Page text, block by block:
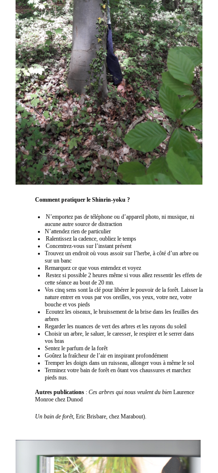
Comment pratiquer le Shinrin-yoku ?
N’emportez pas de téléphone ou d’appareil photo, ni musique, ni
aucune autre source de distraction
N’attendez rien de particulier
Ralentissez la cadence, oubliez le temps
Concentrez-vous sur l’instant présent
Trouvez un endroit où vous assoir sur l’herbe, à côté d’un arbre ou
sur un banc
Remarquez ce que vous entendez et voyez
Restez si possible 2 heures même si vous allez ressentir les effets de
cette séance au bout de 20 mn.
Vos cinq sens sont la clé pour libérer le pouvoir de la forêt. Laisser la
nature entrer en vous par vos oreilles, vos yeux, votre nez, votre
bouche et vos pieds
Ecoutez les oiseaux, le bruissement de la brise dans les feuilles des
arbres
Regarder les nuances de vert des arbres et les rayons du soleil
Choisir un arbre, le saluer, le caresser, le respirer et le serrer dans
vos bras
Sentez le parfum de la forêt
Goûtez la fraîcheur de l’air en inspirant profondément
Tremper les doigts dans un ruisseau, allonger vous à même le sol
Terminez votre bain de forêt en ôtant vos chaussures et marchez
pieds nus.
Autres publications :Ces arbres qui nous veulent du bien Laurence
Monroe chez Dunod
Un bain de forêt, Eric Brisbare, chez Marabout).